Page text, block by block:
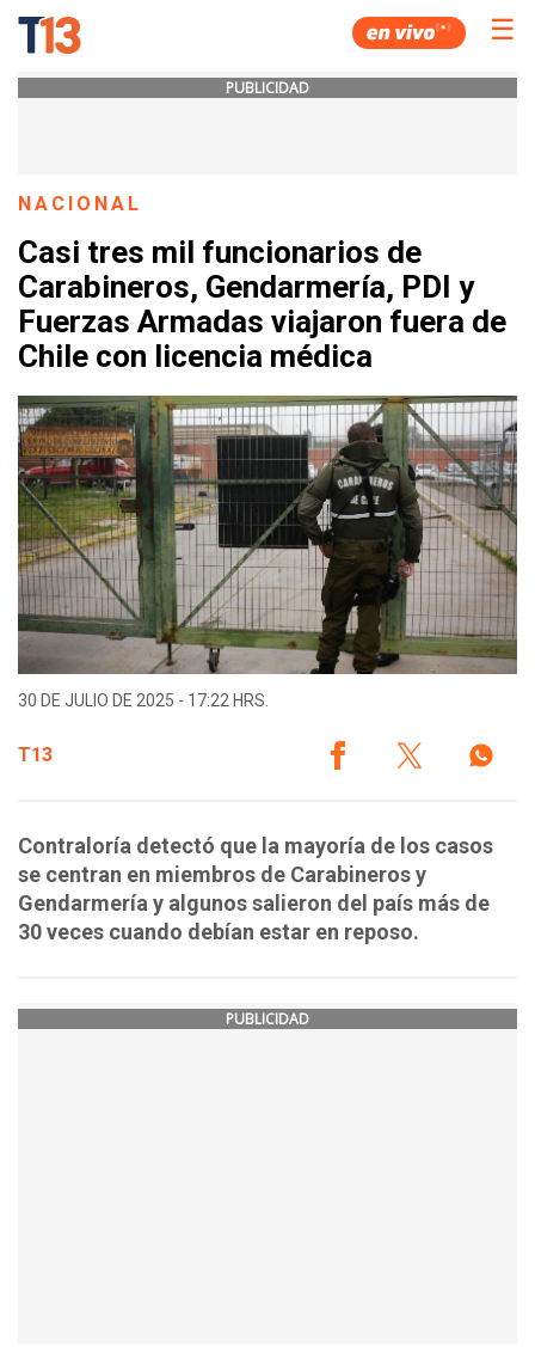
☰
PUBLICIDAD
NACIONAL
Casi tres mil funcionarios de
Carabineros, Gendarmería, PDI y
Fuerzas Armadas viajaron fuera de
Chile con licencia médica
30 DE JULIO DE 2025 - 17:22 HRS.
T13
Contraloría detectó que la mayoría de los casos
se centran en miembros de Carabineros y
Gendarmería y algunos salieron del país más de
30 veces cuando debían estar en reposo.
PUBLICIDAD